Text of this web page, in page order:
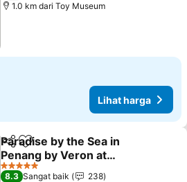
1.0 km dari Toy Museum
Lihat harga
KongsiTambah ke favorit
Paradise by the Sea in
Penang by Veron at
Rainbow Paradise
5 Bintang
8.3 Sangat baik
238